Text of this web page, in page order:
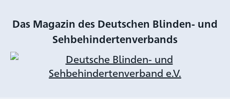
Das Magazin des Deutschen Blinden- und
Sehbehindertenverbands